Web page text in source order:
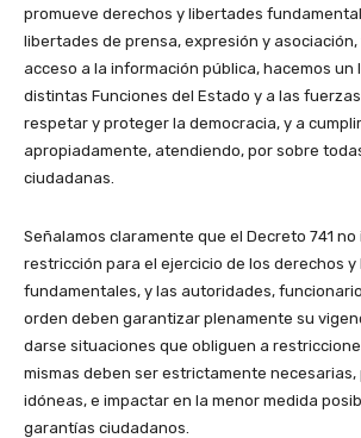
promueve derechos y libertades
libertades de prensa, expresión y asociación,
acceso a la información pública, hacemos un
distintas Funciones del Estado y a las
respetar y proteger la democracia, y a
apropiadamente, atendiendo, por sobre
ciudadanas.
Señalamos claramente que el Decreto 741
restricción para el ejercicio de los derechos
fundamentales, y las autoridades,
orden deben garantizar plenamente su
darse situaciones que obliguen a
mismas deben ser estrictamente
idóneas, e impactar en la menor medida
garantías ciudadanos.